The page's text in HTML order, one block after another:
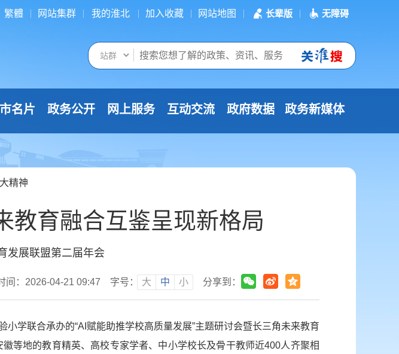
繁體 网站集群 我的淮北 加入收藏 网站地图 长辈版 无障碍
名片 政务公开 网上服务 互动交流 政府数据 政务新媒体
精神
育融合互鉴呈现新格局
发展联盟第二届年会
间：2026-04-21 09:47 字号： 大 中 小 分享到：
学联合承办的“AI赋能助推学校高质量发展”主题研讨会暨长三角未来教育
等地的教育精英、高校专家学者、中小学校长及骨干教师近400人齐聚相